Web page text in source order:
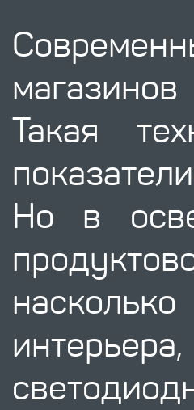
Такая
Но в